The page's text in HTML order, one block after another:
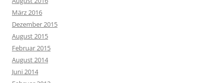
März 2016
Dezember 2015
August 2015
Februar 2015
August 2014
Juni 2014